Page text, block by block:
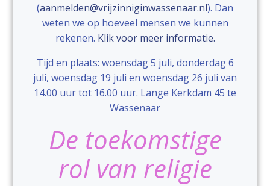
(aanmelden@vrijzinniginwassenaar.nl). Dan
weten we op hoeveel mensen we kunnen
rekenen. Klik voor meer informatie.
Tijd en plaats: woensdag 5 juli, donderdag 6
juli, woensdag 19 juli en woensdag 26 juli van
14.00 uur tot 16.00 uur. Lange Kerkdam 45 te
Wassenaar
De toekomstige
rol van religie